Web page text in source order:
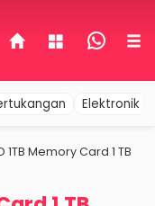
Elektronik
1TB Memory Card 1 TB